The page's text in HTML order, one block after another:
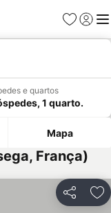
Favoritos
Iniciar
e quartos
1 quarto.
Mapa
França)
Partilhar